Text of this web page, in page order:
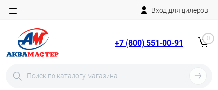
Вход для дилеров
+7 (800) 551-00-91 0